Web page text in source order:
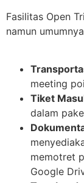
Fasilitas Open
namun
meeting
Tiket
dalam
memotret
Google